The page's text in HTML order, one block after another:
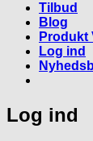
Tilbud
Blog
Produkt
Log ind
Log ind